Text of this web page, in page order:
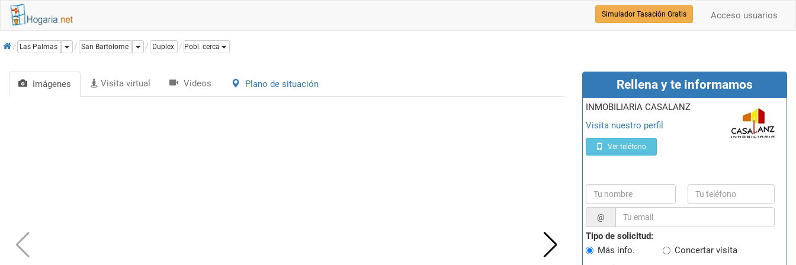
Acceso usuarios
Simulador Tasación Gratis
InicioLas Palmas Dropdown
San Bartolome Dropdown
Duplex Pobl. cerca
Imágenes Visita virtual Videos Plano de situación Rellena y te informamos
INMOBILIARIA CASALANZ
Visita nuestro perfil
Ver teléfono
@
Tipo de solicitud:
Más info.
Concertar visita